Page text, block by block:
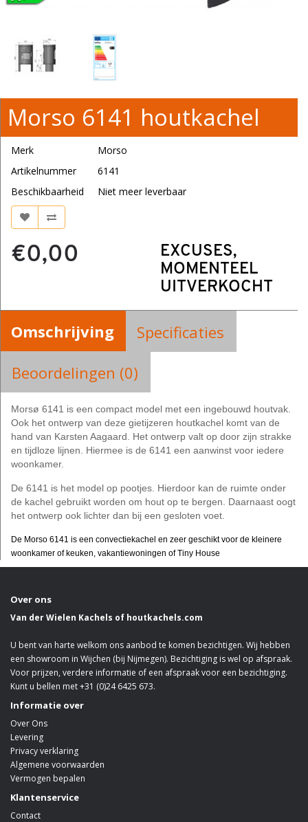
Morso 6141 houtkachel
Merk
Morso
Artikelnummer
6141
Beschikbaarheid
Niet meer leverbaar
€0,00
EXCUSES,
MOMENTEEL
UITVERKOCHT
Omschrijving
Specificaties
Beoordelingen (0)
Morsø 6141 is een compact model met een ingebouwd houtvak.
Ook het ontwerp van deze gietijzeren houtkachel komt van de
hand van Karsten Aagaard. Het ontwerp valt op door zijn strakke
en tijdloze lijnen. Hiermee is de 6141 een aanwinst voor iedere
woonkamer.
De 6141 is het model op pootjes. Hierdoor kan de ruimte onder
de kachel gebruikt worden om hout op te bergen. Daarnaast oogt
het ontwerp ook lichter dan bij een gesloten voet.
De Morso 6141 is een convectiekachel en zeer geschikt voor de kleinere
woonkamer of keuken, vakantiewoningen of Tiny House
Over ons
Van der Wielen Kachels of houtkachels.com
U bent van harte welkom ons aanbod te komen bezichtigen. Wij hebben
een showroom in Wijchen (bij Nijmegen). Bezichtiging is wel op afspraak.
Voor prijzen, verdere informatie of een afspraak voor een bezichtiging.
Kunt u bellen met +31 (0)24 6425 673.
Informatie over
Over Ons
Levering
Privacy verklaring
Algemene voorwaarden
Vermogen bepalen
Klantenservice
Contact